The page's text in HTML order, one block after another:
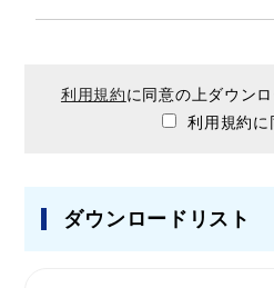
利用規約に同意の上ダウン
利用規約に
ダウンロードリスト